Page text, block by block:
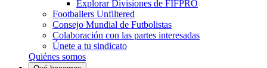
Explorar Divisiones de FIFPRO
Footballers Unfiltered
Consejo Mundial de Futbolistas
Colaboración con las partes interesadas
Únete a tu sindicato
Quiénes somos